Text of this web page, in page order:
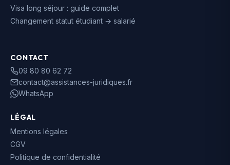
Visa long séjour : guide complet
Changement statut étudiant → salarié
CONTACT
09 80 80 62 72
contact@assistances-juridiques.fr
WhatsApp
LÉGAL
Mentions légales
CGV
Politique de confidentialité